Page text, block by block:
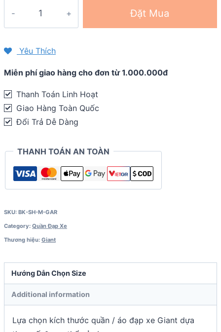
nam
Alpecin-
Replica
quantity
Đặt Mua
Yêu Thích
Miễn phí giao hàng cho đơn từ 1.000.000đ
Thanh Toán Linh Hoạt
Giao Hàng Toàn Quốc
Đổi Trả Dễ Dàng
THANH TOÁN AN TOÀN
SKU: BK-SH-M-GAR
Category: Quần Đạp Xe
Thương hiệu: Giant
Hướng Dẫn Chọn Size
Additional information
Lựa chọn kích thước quần / áo đạp xe Giant dựa